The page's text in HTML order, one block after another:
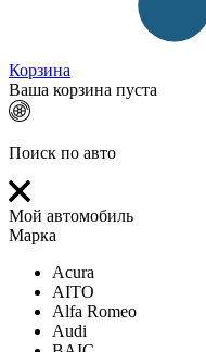
Корзина
Ваша корзина пуста
Поиск по авто
Мой автомобиль
Марка
Acura
AITO
Alfa Romeo
Audi